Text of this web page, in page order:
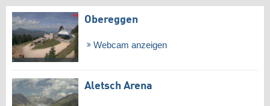
Obereggen
Webcam anzeigen
Aletsch Arena